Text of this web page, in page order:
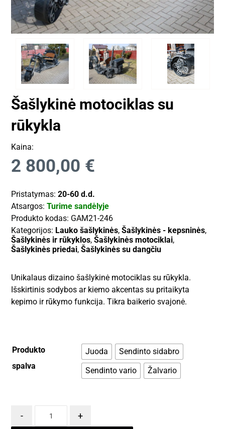
Šašlykinė motociklas su
rūkykla
Kaina:
2 800,00 €
Pristatymas:20-60 d.d.
Atsargos:Turime sandėlyje
Produkto kodas: GAM21-246
Kategorijos: Lauko šašlykinės,Šašlykinės - kepsninės,
Šašlykinės ir rūkyklos,Šašlykinės motociklai,
Šašlykinės priedai,Šašlykinės su dangčiu
Unikalaus dizaino šašlykinė motociklas su rūkykla.
Išskirtinis sodybos ar kiemo akcentas su pritaikyta
kepimo ir rūkymo funkcija. Tikra baikerio svajonė.
Produkto
spalva
Juoda
Sendinto sidabro
Sendinto vario
Žalvario
- +